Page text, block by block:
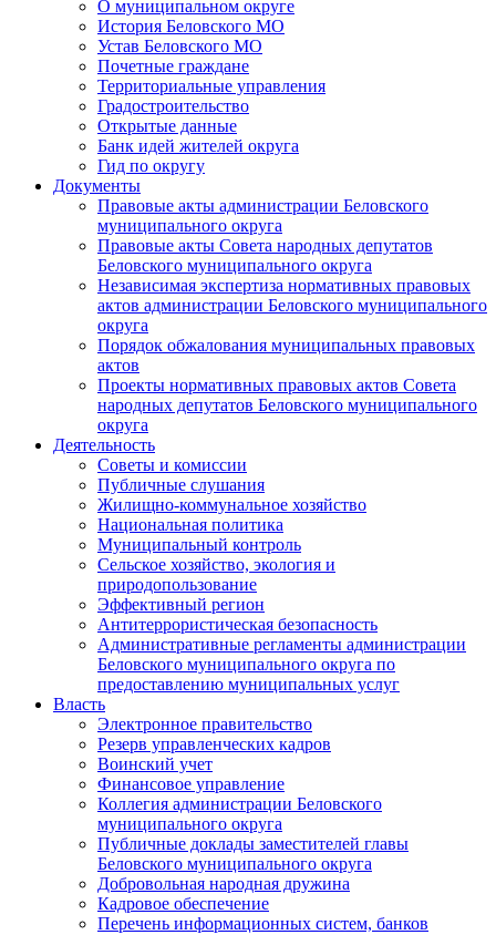
О муниципальном округе
История Беловского МО
Устав Беловского МО
Почетные граждане
Территориальные управления
Градостроительство
Открытые данные
Банк идей жителей округа
Гид по округу
Документы
Правовые акты администрации Беловского
муниципального округа
Правовые акты Совета народных депутатов
Беловского муниципального округа
Независимая экспертиза нормативных правовых
актов администрации Беловского муниципального
округа
Порядок обжалования муниципальных правовых
актов
Проекты нормативных правовых актов Совета
народных депутатов Беловского муниципального
округа
Деятельность
Советы и комиссии
Публичные слушания
Жилищно-коммунальное хозяйство
Национальная политика
Муниципальный контроль
Сельское хозяйство, экология и
природопользование
Эффективный регион
Антитеррористическая безопасность
Административные регламенты администрации
Беловского муниципального округа по
предоставлению муниципальных услуг
Власть
Электронное правительство
Резерв управленческих кадров
Воинский учет
Финансовое управление
Коллегия администрации Беловского
муниципального округа
Публичные доклады заместителей главы
Беловского муниципального округа
Добровольная народная дружина
Кадровое обеспечение
Перечень информационных систем, банков